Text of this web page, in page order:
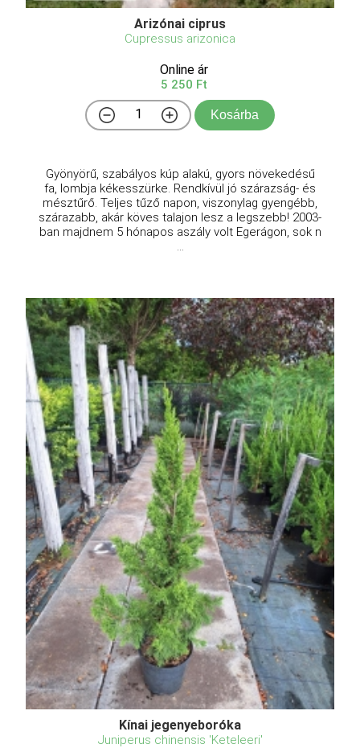
Arizónai ciprus
Cupressus arizonica
Online ár
5 250 Ft
Kosárba
Gyönyörű, szabályos kúp alakú, gyors növekedésű
fa, lombja kékesszürke. Rendkívül jó szárazság- és
mésztűrő. Teljes tűző napon, viszonylag gyengébb,
szárazabb, akár köves talajon lesz a legszebb! 2003-
ban majdnem 5 hónapos aszály volt Egerágon, sok n
...
Kínai jegenyeboróka
Juniperus chinensis 'Keteleeri'